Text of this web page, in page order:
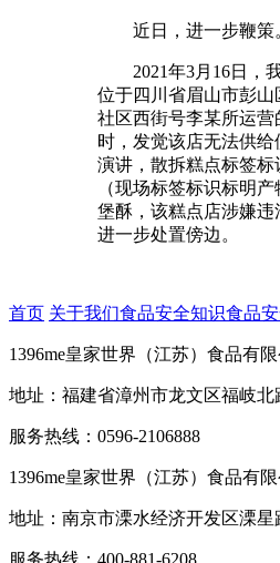
近日，进一步鞭策
2021年3月16日，我
位于四川省眉山市彭山
社区西街号李某所运营
时，发觉该店无法供
演讲，散拆糕点标签标
（现场标签标识标明
堡酥，该糕点店涉嫌违
进一步处置傍边。
首页 关于我们食品安全知识食品
1396me皇家世界（江苏）食品有限
地址：福建省漳州市龙文区福岐北
服务热线：0596-2106888
1396me皇家世界（江苏）食品有限
地址：南京市溧水经济开发区溧星
服务热线：400-881-6208